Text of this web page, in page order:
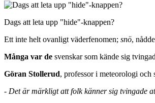
Dags att leta upp "hide"-knappen?
Ett inte helt ovanligt väderfenomen; snö,
Många var de svenskar som kände sig
Göran Stollerud, professor i meteorologi och
- Det är märkligt att folk känner sig tvingade